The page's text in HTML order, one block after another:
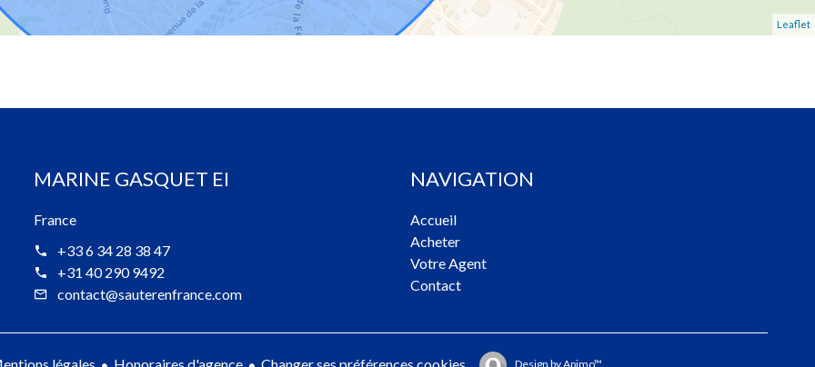
Leaflet
MARINE GASQUET EI
France
+33 6 34 28 38 47
+31 40 290 9492
contact@sauterenfrance.com
NAVIGATION
Accueil
Acheter
Votre Agent
Contact
Design byApimo™